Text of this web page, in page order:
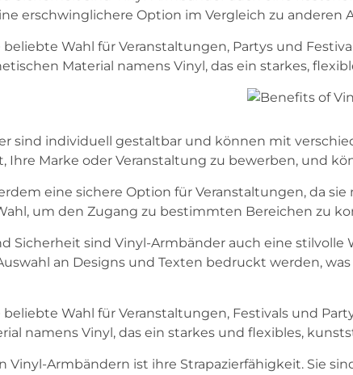
erschwinglichere Option im Vergleich zu anderen
Wahl für Veranstaltungen, Partys und
Material namens Vinyl, das ein starkes,
sind individuell gestaltbar und können mit
Ihre Marke oder Veranstaltung zu bewerben, und
eine sichere Option für Veranstaltungen, da
um den Zugang zu bestimmten Bereichen zu
Sicherheit sind Vinyl-Armbänder auch eine
an Designs und Texten bedruckt werden,
Wahl für Veranstaltungen, Festivals und
namens Vinyl, das ein starkes und flexibles,
Vinyl-Armbändern ist ihre Strapazierfähigkeit. Sie